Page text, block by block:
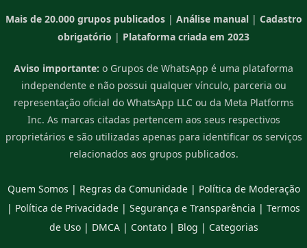
Mais de 20.000 grupos publicados| Análise manual| Cadastro
obrigatório | Plataforma criada em 2023
Aviso importante: o Grupos de WhatsApp é uma plataforma
independente e não possui qualquer vínculo, parceria ou
representação oficial do WhatsApp LLC ou da Meta Platforms
Inc. As marcas citadas pertencem aos seus respectivos
proprietários e são utilizadas apenas para identificar os serviços
relacionados aos grupos publicados.
Quem Somos | Regras da Comunidade| Política de Moderação
| Política de Privacidade | Segurança e Transparência | Termos
de Uso| DMCA| Contato| Blog | Categorias